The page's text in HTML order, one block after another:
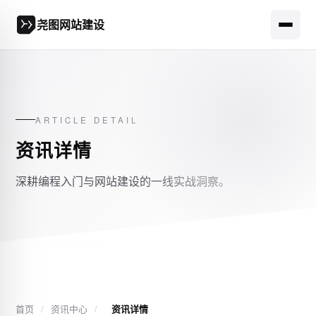
尧图网站建设
ARTICLE DETAIL
资讯详情
深耕编程入门与网站建设的一线实战洞察。
首页 / 资讯中心 / 资讯详情